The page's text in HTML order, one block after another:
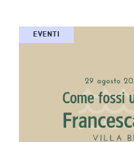
EVENTI